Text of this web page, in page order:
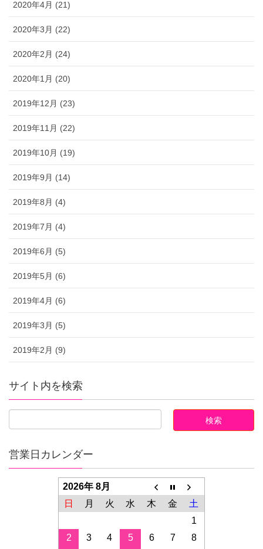
2020年4月 (21)
2020年3月 (22)
2020年2月 (24)
2020年1月 (20)
2019年12月 (23)
2019年11月 (22)
2019年10月 (19)
2019年9月 (14)
2019年8月 (4)
2019年7月 (4)
2019年6月 (5)
2019年5月 (6)
2019年4月 (6)
2019年3月 (5)
2019年2月 (9)
サイト内を検索
営業日カレンダー
2026年 8月
日
月 火 水 木 金
土
1
2
3 4 5 6 7
8